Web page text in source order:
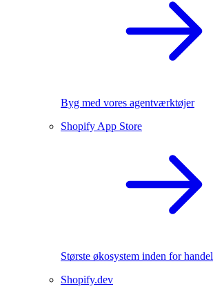
Byg med vores agentværktøjer
Shopify App Store
Største økosystem inden for handel
Shopify.dev